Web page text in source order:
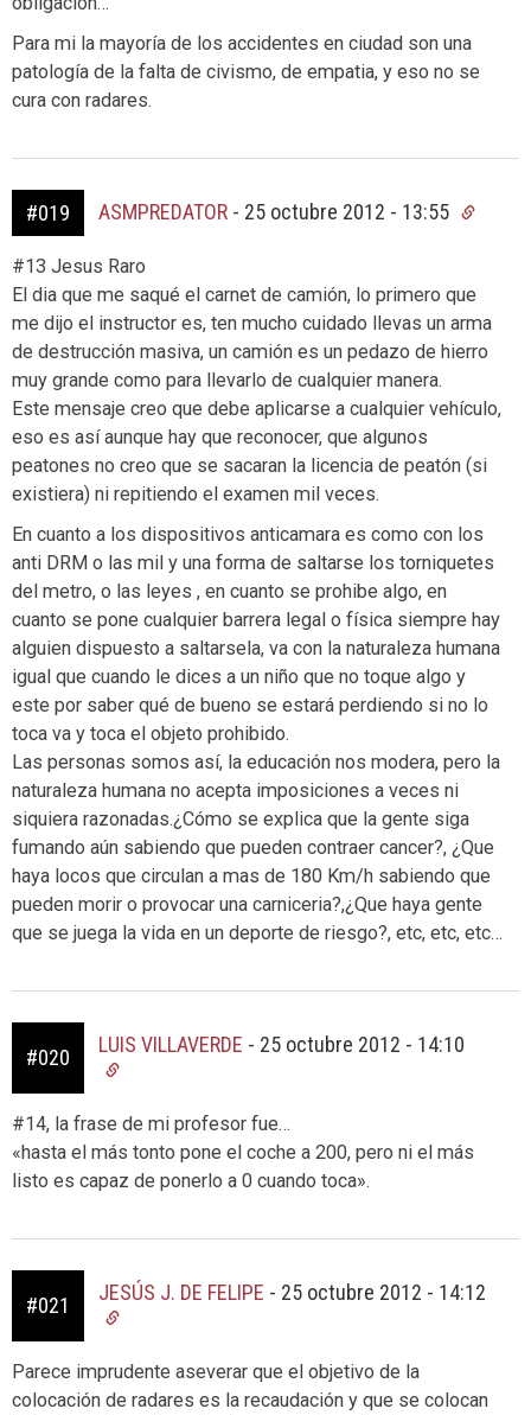
Para mi la mayoría de los accidentes en ciudad son una
patología de la falta de civismo, de empatia, y eso no se
cura con radares.
#019 ASMPREDATOR - 25 octubre 2012 - 13:55
#13 Jesus Raro
El dia que me saqué el carnet de camión, lo primero que
me dijo el instructor es, ten mucho cuidado llevas un arma
de destrucción masiva, un camión es un pedazo de hierro
muy grande como para llevarlo de cualquier manera.
Este mensaje creo que debe aplicarse a cualquier vehículo,
eso es así aunque hay que reconocer, que algunos
peatones no creo que se sacaran la licencia de peatón (si
existiera) ni repitiendo el examen mil veces.
En cuanto a los dispositivos anticamara es como con los
anti DRM o las mil y una forma de saltarse los torniquetes
del metro, o las leyes , en cuanto se prohibe algo, en
cuanto se pone cualquier barrera legal o física siempre hay
alguien dispuesto a saltarsela, va con la naturaleza humana
igual que cuando le dices a un niño que no toque algo y
este por saber qué de bueno se estará perdiendo si no lo
toca va y toca el objeto prohibido.
Las personas somos así, la educación nos modera, pero la
naturaleza humana no acepta imposiciones a veces ni
siquiera razonadas.¿Cómo se explica que la gente siga
fumando aún sabiendo que pueden contraer cancer?, ¿Que
haya locos que circulan a mas de 180 Km/h sabiendo que
pueden morir o provocar una carniceria?,¿Que haya gente
que se juega la vida en un deporte de riesgo?, etc, etc, etc…
#020
LUIS VILLAVERDE - 25 octubre 2012 - 14:10
#14, la frase de mi profesor fue…
«hasta el más tonto pone el coche a 200, pero ni el más
listo es capaz de ponerlo a 0 cuando toca».
#021
JESÚS J. DE FELIPE - 25 octubre 2012 - 14:12
Parece imprudente aseverar que el objetivo de la
colocación de radares es la recaudación y que se colocan